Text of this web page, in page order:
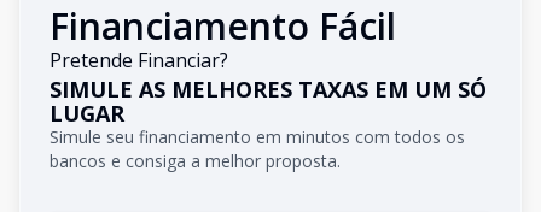
Financiamento Fácil
Pretende Financiar?
SIMULE AS MELHORES TAXAS EM UM SÓ
LUGAR
Simule seu financiamento em minutos com todos os
bancos e consiga a melhor proposta.